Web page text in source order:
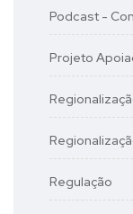
Podcast -
Projeto
Regulação